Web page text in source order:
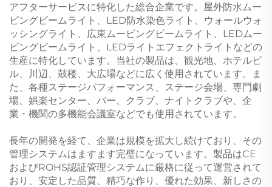
アフターサービスに特化した総合企業です。屋外防水ムー
ビングビームライト、LED防水染色ライト、ウォールウォ
ッシングライト、広東ムービングビームライト、LEDムー
ビングビームライト、LEDライトエフェクトライトなどの
生産に特化しています。当社の製品は、観光地、ホテルビ
ル、川辺、鼓楼、大広場などに広く使用されています。ま
た、各種ステージパフォーマンス、ステージ会場、専門劇
場、娯楽センター、バー、クラブ、ナイトクラブや、企
業・機関の多機能会議室などでも使用されています。
長年の開発を経て、企業は規模を拡大し続けており、その
管理システムはますます完璧になっています。製品はCE
およびROHS認証管理システムに厳格に従って運営されて
おり、安定した品質、精巧な作り、優れた効果、新しさの